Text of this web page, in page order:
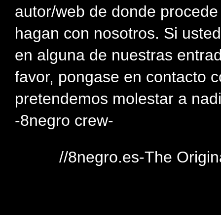
autor/web de donde
hagan con nosotros. Si
en alguna de nuestras
favor, pongase en contacto
pretendemos molestar a
-8negro crew-
//8negro.es-The